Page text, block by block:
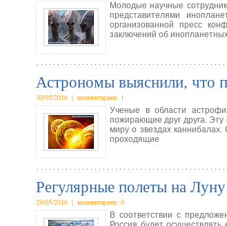
Молодые научные
представителями
организованной пресс
заключений об
Астрономы выяснили, что
30/05/2016 | комментариев: 1
Ученые в области
пожирающие друг друга.
миру о звездах
проходящие
Регулярные полеты на
29/05/2016 | комментариев: 0
В соответствии с